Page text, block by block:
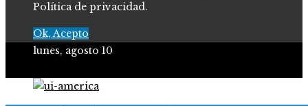
Política de privacidad.
Ok, Acepto
lunes, agosto 10
Quiénes somos